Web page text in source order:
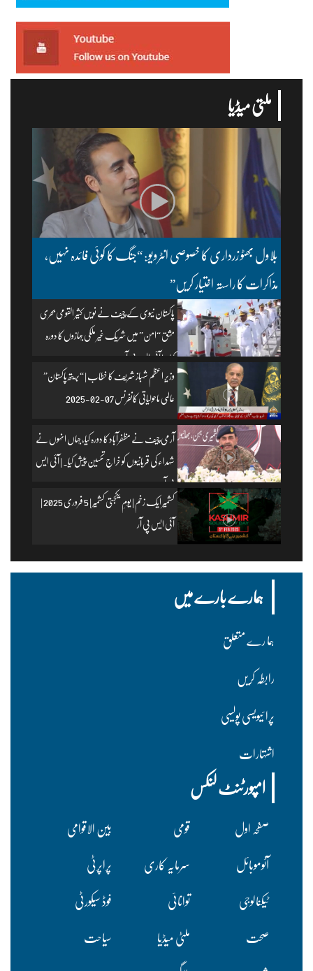
ملتی میڈیا
بلاول بھٹو زرداری کا خصوصی انٹرویو: “جنگ کا کوئی فائدہ نہیں،
مذاکرات کا راستہ اختیار کریں”
پاکستان نیوی کے چیف نے نویں کثیر القومی بحری
مشق “امن” میں شریک غیر ملکی جہازوں کا دورہ
کیا۔ | آئی ایس پی آر
وزیرِ اعظم شہباز شریف کا خطاب | “بریتھ پاکستان”
عالمی ماحولیاتی کانفرنس 07-02-2025
آرمی چیف نے مظفرآباد کا دورہ کیا، جہاں انہوں نے
شہداء کی قربانیوں کو خراجِ تحسین پیش کیا۔ | آئی ایس
پی آر
کشمیر ایک زخم | یومِ یکجہتی کشمیر | 5 فروری 2025 |
آئی ایس پی آر
ہمارے بارے میں
ہما رے متعلق
رابطہ کریں
پرا ئیویسی پولسیی
اشتہارات
امپورٹنٹ لنکس
صفحہ اول قومی
بین الاقوامی
آٹوموبائل
سرمایہ کاری
پراپرٹی
ٹیکنالوجی
توانائی
فوڈ سیکورٹی
صحت
ملٹی میڈیا
سیاحت